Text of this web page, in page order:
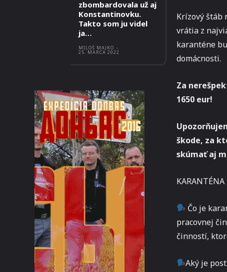
zbombardovala už aj
Konstantinovku.
Takto som ju videl
ja…
MILOŠ MAJKO -
25. MARCA 2022
Krízový štáb
vrátia z
karanténe
domácnosti.
Za
1650 eur!
škode, za
skúmať aj
KARANTÉNA
Čo je
pracovnej
činností,
Aký je